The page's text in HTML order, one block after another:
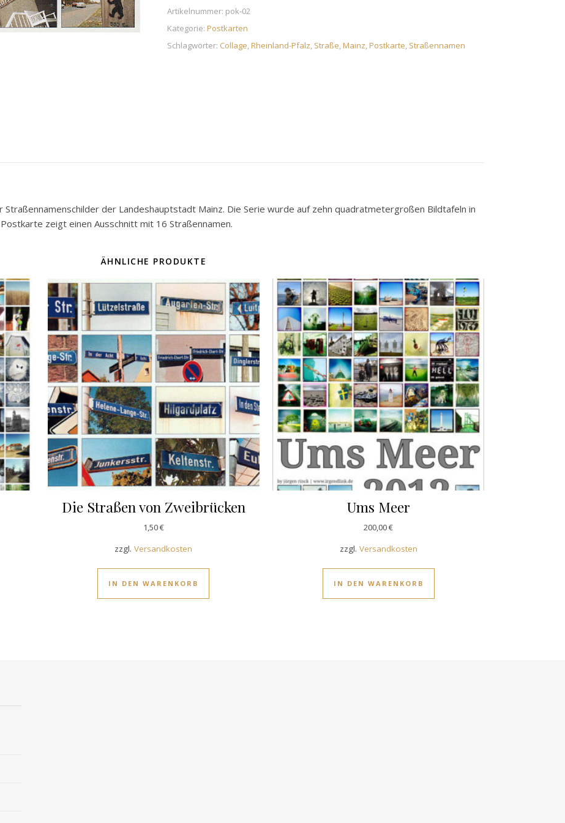
Artikelnummer: pok-02
Kategorie: Postkarten
Schlagwörter: Collage,Rheinland-Pfalz, Straße,Mainz,Postkarte, Straßennamen
Straßennamenschilder der Landeshauptstadt Mainz. Die Serie wurde auf zehn quadratmetergroßen Bildtafeln in
zeigt einen Ausschnitt mit 16 Straßennamen.
ÄHNLICHE PRODUKTE
Die Straßen von Zweibrücken
1,50€
zzgl.Versandkosten
IN DEN WARENKORB
Ums Meer
200,00€
zzgl. Versandkosten
IN DEN WARENKORB